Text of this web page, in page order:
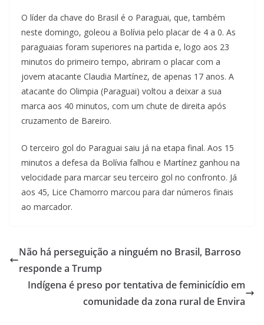
O líder da chave do Brasil é o Paraguai, que, também
neste domingo, goleou a Bolívia pelo placar de 4 a 0. As
paraguaias foram superiores na partida e, logo aos 23
minutos do primeiro tempo, abriram o placar com a
jovem atacante Claudia Martínez, de apenas 17 anos. A
atacante do Olimpia (Paraguai) voltou a deixar a sua
marca aos 40 minutos, com um chute de direita após
cruzamento de Bareiro.
O terceiro gol do Paraguai saiu já na etapa final. Aos 15
minutos a defesa da Bolívia falhou e Martínez ganhou na
velocidade para marcar seu terceiro gol no confronto. Já
aos 45, Lice Chamorro marcou para dar números finais
ao marcador.
Não há perseguição a ninguém no Brasil, Barroso
responde a Trump
Indígena é preso por tentativa de feminicídio em
comunidade da zona rural de Envira